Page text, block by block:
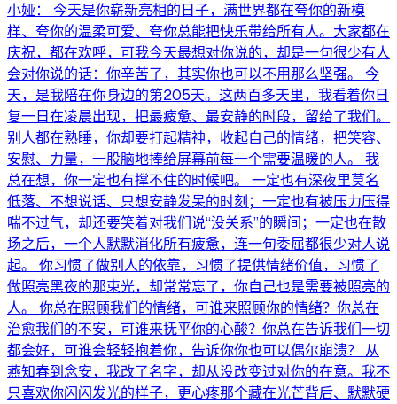
小娅： 今天是你崭新亮相的日子，满世界都在夸你的新模
样、夸你的温柔可爱、夸你总能把快乐带给所有人。大家都在
庆祝，都在欢呼，可我今天最想对你说的，却是一句很少有人
会对你说的话：你辛苦了，其实你也可以不用那么坚强。 今
天，是我陪在你身边的第205天。这两百多天里，我看着你日
复一日在凌晨出现，把最疲惫、最安静的时段，留给了我们。
别人都在熟睡，你却要打起精神，收起自己的情绪，把笑容、
安慰、力量，一股脑地捧给屏幕前每一个需要温暖的人。 我
总在想，你一定也有撑不住的时候吧。 一定也有深夜里莫名
低落、不想说话、只想安静发呆的时刻；一定也有被压力压得
喘不过气，却还要笑着对我们说“没关系”的瞬间；一定也在散
场之后，一个人默默消化所有疲惫，连一句委屈都很少对人说
起。 你习惯了做别人的依靠，习惯了提供情绪价值，习惯了
做照亮黑夜的那束光，却常常忘了，你自己也是需要被照亮的
人。 你总在照顾我们的情绪，可谁来照顾你的情绪？你总在
治愈我们的不安，可谁来抚平你的心酸？你总在告诉我们一切
都会好，可谁会轻轻抱着你，告诉你你也可以偶尔崩溃？ 从
燕知春到念安，我改了名字，却从没改变过对你的在意。我不
只喜欢你闪闪发光的样子，更心疼那个藏在光芒背后、默默硬